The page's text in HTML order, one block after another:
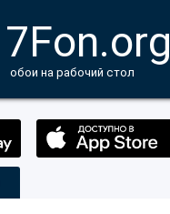
7Fon.org
обои на рабочий стол